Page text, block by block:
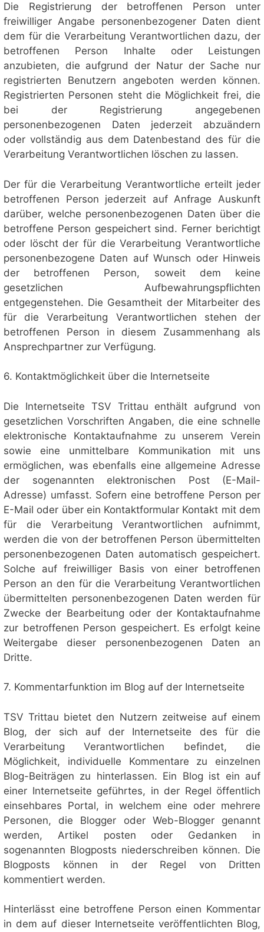
Die Registrierung der betroffenen Person unter
freiwilliger Angabe personenbezogener Daten dient
dem für die Verarbeitung Verantwortlichen dazu, der
betroffenen Person Inhalte oder Leistungen
anzubieten, die aufgrund der Natur der Sache nur
registrierten Benutzern angeboten werden können.
Registrierten Personen steht die Möglichkeit frei, die
bei der Registrierung angegebenen
personenbezogenen Daten jederzeit abzuändern
oder vollständig aus dem Datenbestand des für die
Verarbeitung Verantwortlichen löschen zu lassen.
Der für die Verarbeitung Verantwortliche erteilt jeder
betroffenen Person jederzeit auf Anfrage Auskunft
darüber, welche personenbezogenen Daten über die
betroffene Person gespeichert sind. Ferner berichtigt
oder löscht der für die Verarbeitung Verantwortliche
personenbezogene Daten auf Wunsch oder Hinweis
der betroffenen Person, soweit dem keine
gesetzlichen Aufbewahrungspflichten
entgegenstehen. Die Gesamtheit der Mitarbeiter des
für die Verarbeitung Verantwortlichen stehen der
betroffenen Person in diesem Zusammenhang als
Ansprechpartner zur Verfügung.
6. Kontaktmöglichkeit über die Internetseite
Die Internetseite TSV Trittau enthält aufgrund von
gesetzlichen Vorschriften Angaben, die eine schnelle
elektronische Kontaktaufnahme zu unserem Verein
sowie eine unmittelbare Kommunikation mit uns
ermöglichen, was ebenfalls eine allgemeine Adresse
der sogenannten elektronischen Post (E-Mail-
Adresse) umfasst. Sofern eine betroffene Person per
E-Mail oder über ein Kontaktformular Kontakt mit dem
für die Verarbeitung Verantwortlichen aufnimmt,
werden die von der betroffenen Person übermittelten
personenbezogenen Daten automatisch gespeichert.
Solche auf freiwilliger Basis von einer betroffenen
Person an den für die Verarbeitung Verantwortlichen
übermittelten personenbezogenen Daten werden für
Zwecke der Bearbeitung oder der Kontaktaufnahme
zur betroffenen Person gespeichert. Es erfolgt keine
Weitergabe dieser personenbezogenen Daten an
Dritte.
7. Kommentarfunktion im Blog auf der Internetseite
TSV Trittau bietet den Nutzern zeitweise auf einem
Blog, der sich auf der Internetseite des für die
Verarbeitung Verantwortlichen befindet, die
Möglichkeit, individuelle Kommentare zu einzelnen
Blog-Beiträgen zu hinterlassen. Ein Blog ist ein auf
einer Internetseite geführtes, in der Regel öffentlich
einsehbares Portal, in welchem eine oder mehrere
Personen, die Blogger oder Web-Blogger genannt
werden, Artikel posten oder Gedanken in
sogenannten Blogposts niederschreiben können. Die
Blogposts können in der Regel von Dritten
kommentiert werden.
Hinterlässt eine betroffene Person einen Kommentar
in dem auf dieser Internetseite veröffentlichten Blog,